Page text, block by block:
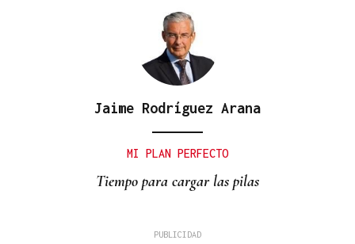
Jaime Rodríguez Arana
MI PLAN PERFECTO
Tiempo para cargar las pilas